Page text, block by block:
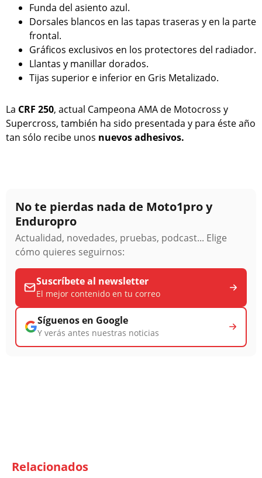
Funda del asiento azul.
Dorsales blancos en las tapas traseras y en la parte
frontal.
Gráficos exclusivos en los protectores del radiador.
Llantas y manillar dorados.
Tijas superior e inferior en Gris Metalizado.
La CRF 250, actual Campeona AMA de Motocross y
Supercross, también ha sido presentada y para éste año
tan sólo recibe unos nuevos adhesivos.
No te pierdas nada de Moto1pro y
Enduropro
Actualidad, novedades, pruebas, podcast... Elige
cómo quieres seguirnos:
Suscríbete al newsletter
El mejor contenido en tu correo
Síguenos en Google
Y verás antes nuestras noticias
Relacionados